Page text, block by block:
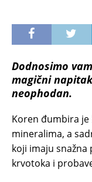
Dodnosimo
magični
neophodan.
Koren đumbira
mineralima, a
koji imaju
krvotoka i